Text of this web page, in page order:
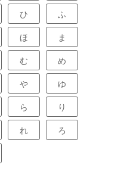
ひ ふ
ほ ま
む め
や ゆ
ら り
れ ろ